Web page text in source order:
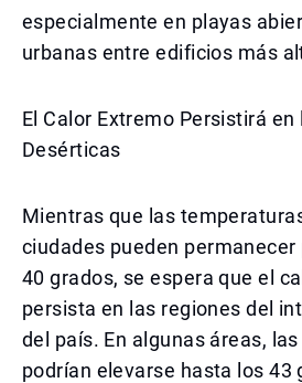
especialmente en playas
urbanas entre edificios más
El Calor Extremo Persistirá en
Desérticas
Mientras que las
ciudades pueden permanecer
40 grados, se espera que el
persista en las regiones del
del país. En algunas áreas,
podrían elevarse hasta los 43